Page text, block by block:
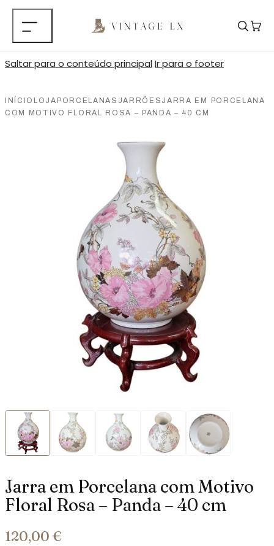
Saltar para o conteúdo principalIr para o footer
INÍCIO LOJA PORCELANAS JARRÕES JARRA EM PORCELANA
COM MOTIVO FLORAL ROSA – PANDA – 40 CM
Jarra em Porcelana com Motivo
Floral Rosa – Panda – 40 cm
120,00 €